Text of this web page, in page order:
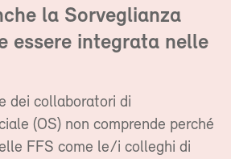
la Sorveglianza
essere integrata nelle
dei collaboratori di
(OS) non comprende perché
FFS come le/i colleghi di